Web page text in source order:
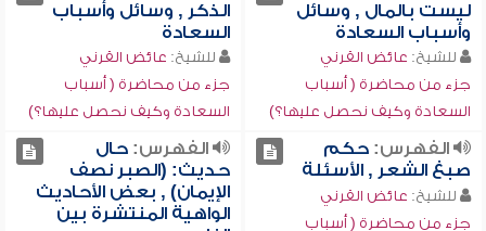
ليست بالمال , وسائل
وأسباب السعادة
للشيخ: عائض القرني
جزء من محاضرة ( أسباب
السعادة وكيف نحصل عليها؟)
الذكر , وسائل وأسباب
السعادة
للشيخ: عائض القرني
جزء من محاضرة ( أسباب
السعادة وكيف نحصل عليها؟)
الفهرس:حكم
صبغ الشعر , الأسئلة
للشيخ: عائض القرني
جزء من محاضرة ( أسباب
الفهرس:حال
حديث: (الصبر نصف
الإيمان) , بعض الأحاديث
الواهية المنتشرة بين